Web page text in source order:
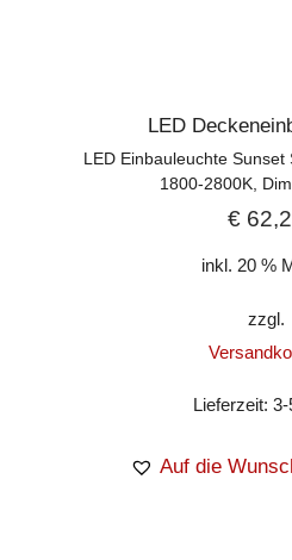
LED
LED Einbauleuchte Sunset
1800-2800K,
€
inkl. 20 %
zzgl.
Lieferzeit:3-
Auf die